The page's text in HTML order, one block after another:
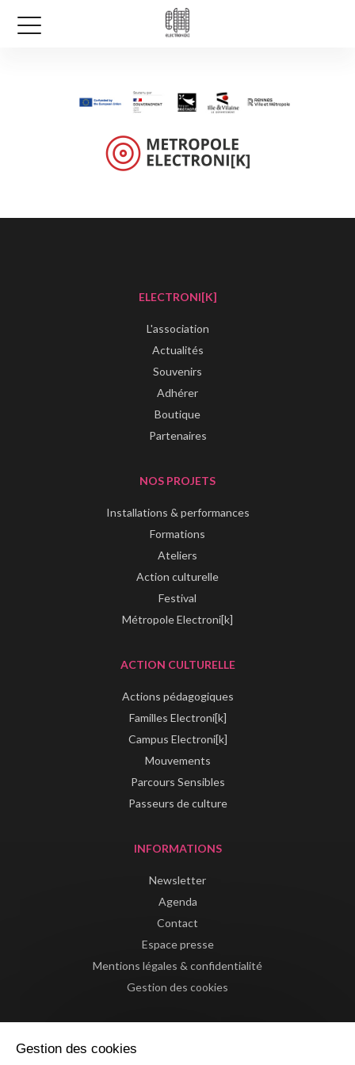
ELECTRONI[K]
L'association
Actualités
Souvenirs
Adhérer
Boutique
Partenaires
NOS PROJETS
Installations & performances
Formations
Ateliers
Action culturelle
Festival
Métropole Electroni[k]
ACTION CULTURELLE
Actions pédagogiques
Familles Electroni[k]
Campus Electroni[k]
Mouvements
Parcours Sensibles
Passeurs de culture
INFORMATIONS
Newsletter
Agenda
Contact
Espace presse
Mentions légales & confidentialité
Gestion des cookies
Gestion des cookies